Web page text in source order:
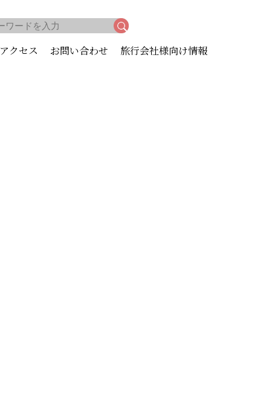
アクセス お問い合わせ 旅行会社様向け情報